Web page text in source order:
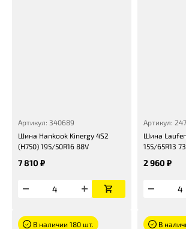
Артикул: 340689
Шина Hankook Kinergy 4S2
(H750) 195/50R16 88V
7 810 ₽
Артикул:
Шина
155/65R13
2 960 ₽
В наличии 180 шт. В